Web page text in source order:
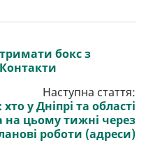
бокс з
Наступна стаття:
у Дніпрі та області
на цьому тижні через
роботи (адреси)